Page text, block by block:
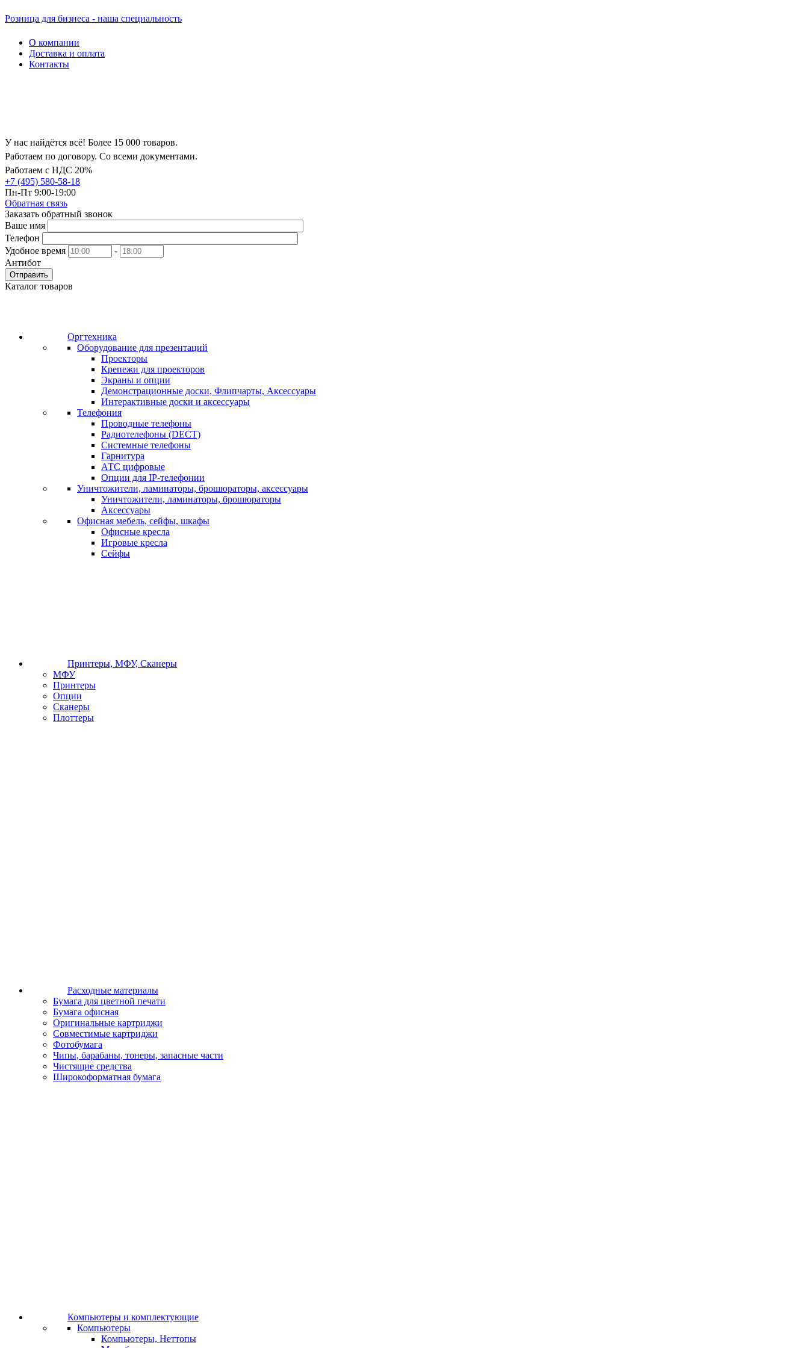
Розница для бизнеса - наша специальность
О компании
Доставка и оплата
Контакты
У нас найдётся всё! Более 15 000 товаров.
Работаем по договору. Со всеми документами.
Работаем с НДС 20%
+7 (495) 580-58-18
Пн-Пт 9:00-19:00
Обратная связь
Заказать обратный звонок
Ваше имя
Телефон
Удобное время
-
Антибот
Отправить
Каталог товаров
Оргтехника
Оборудование для презентаций
Проекторы
Крепежи для проекторов
Экраны и опции
Демонстрационные доски, Флипчарты, Аксессуары
Интерактивные доски и аксессуары
Телефония
Проводные телефоны
Радиотелефоны (DECT)
Системные телефоны
Гарнитура
АТС цифровые
Опции для IP-телефонии
Уничтожители, ламинаторы, брошюраторы, аксессуары
Уничтожители, ламинаторы, брошюраторы
Аксессуары
Офисная мебель, сейфы, шкафы
Офисные кресла
Игровые кресла
Сейфы
Принтеры, МФУ, Сканеры
МФУ
Принтеры
Опции
Сканеры
Плоттеры
Расходные материалы
Бумага для цветной печати
Бумага офисная
Оригинальные картриджи
Совместимые картриджи
Фотобумага
Чипы, барабаны, тонеры, запасные части
Чистящие средства
Широкоформатная бумага
Компьютеры и комплектующие
Компьютеры
Компьютеры, Неттопы